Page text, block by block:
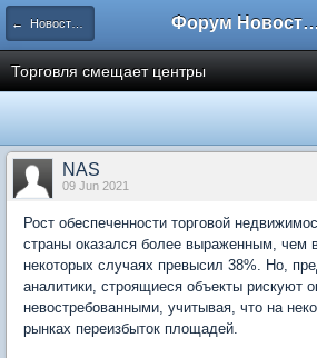
← Новости рынка недвижимости Форум
Торговля смещает центры
NAS
09 Jun 2021
Рост обеспеченности торговой
страны оказался более выраженным, чем
некоторых случаях превысил 38%. Но,
аналитики, строящиеся объекты рискуют
невостребованными, учитывая, что на
рынках переизбыток площадей.